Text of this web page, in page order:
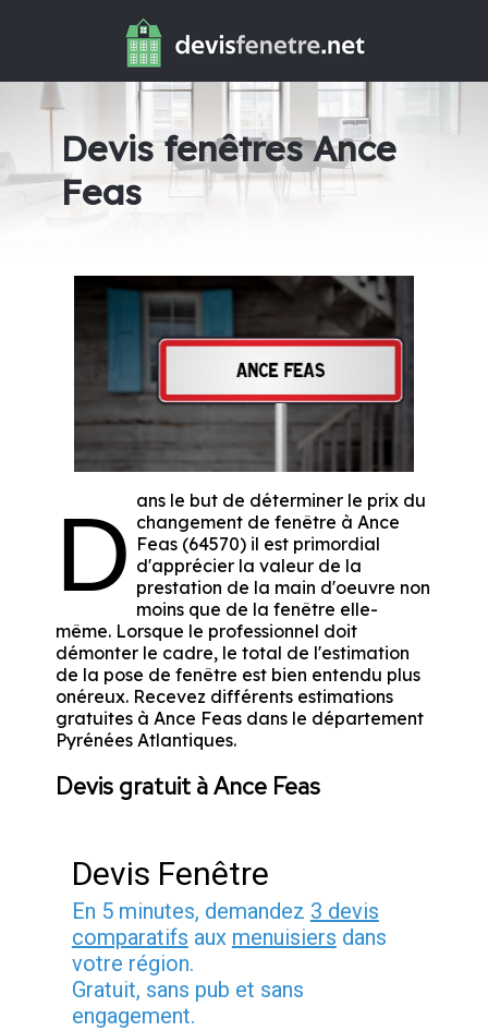
Devis fenêtres Ance
Feas
D ans le but de déterminer le prix du
changement de fenêtre à Ance
Feas (64570) il est primordial
d'apprécier la valeur de la
prestation de la main d'oeuvre non
moins que de la fenêtre elle-
même. Lorsque le professionnel doit
démonter le cadre, le total de l'estimation
de la pose de fenêtre est bien entendu plus
onéreux. Recevez différents estimations
gratuites à Ance Feas dans le département
Pyrénées Atlantiques.
Devis gratuit à Ance Feas
Devis Fenêtre
En 5 minutes, demandez 3 devis
comparatifs aux menuisiers dans
votre région.
Gratuit, sans pub et sans
engagement.